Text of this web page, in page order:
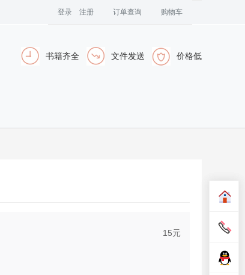
登录 注册 订单查询 购物车
书籍齐全 文件发送 价格低
15元